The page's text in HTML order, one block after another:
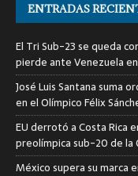
ENTRADAS
El Tri Sub-23 se queda
pierde ante Venezuela
José Luis Santana suma
en el Olímpico Félix
EU derrotó a Costa Rica
preolímpica sub-20 de la
México supera su marca